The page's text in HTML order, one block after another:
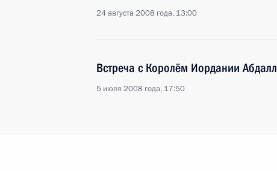
24 августа 2008 года, 13:00
Встреча с Королём Иордании
5 июля 2008 года, 17:50